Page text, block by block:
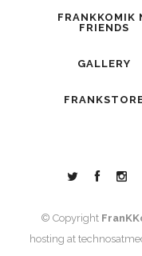
FRANKKOMIK
FRIENDS
GALLERY
© Copyright
hosting at